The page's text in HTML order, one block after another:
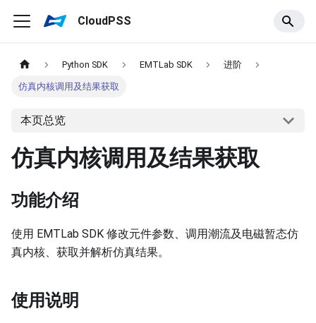
CloudPSS
Python SDK EMTLab SDK 进阶
仿真内核调用及结果获取
本页总览
仿真内核调用及结果获取
功能介绍
使用 EMTLab SDK 修改元件参数、调用潮流及电磁暂态仿
真内核、获取并解析仿真结果。
使用说明